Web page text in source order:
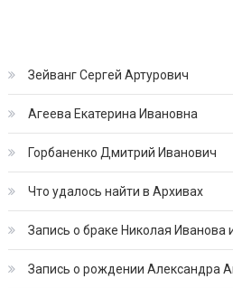
Зейванг Сергей Артурович
Агеева Екатерина Ивановна
Горбаненко Дмитрий Иванович
Что удалось найти в Архивах
Запись о браке Николая Иванова
Запись о рождении Александра